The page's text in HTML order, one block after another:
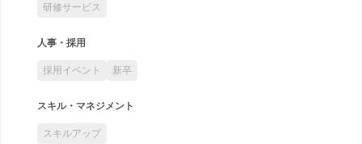
研修サービス
人事・採用
採用イベント 新卒
スキル・マネジメント
スキルアップ